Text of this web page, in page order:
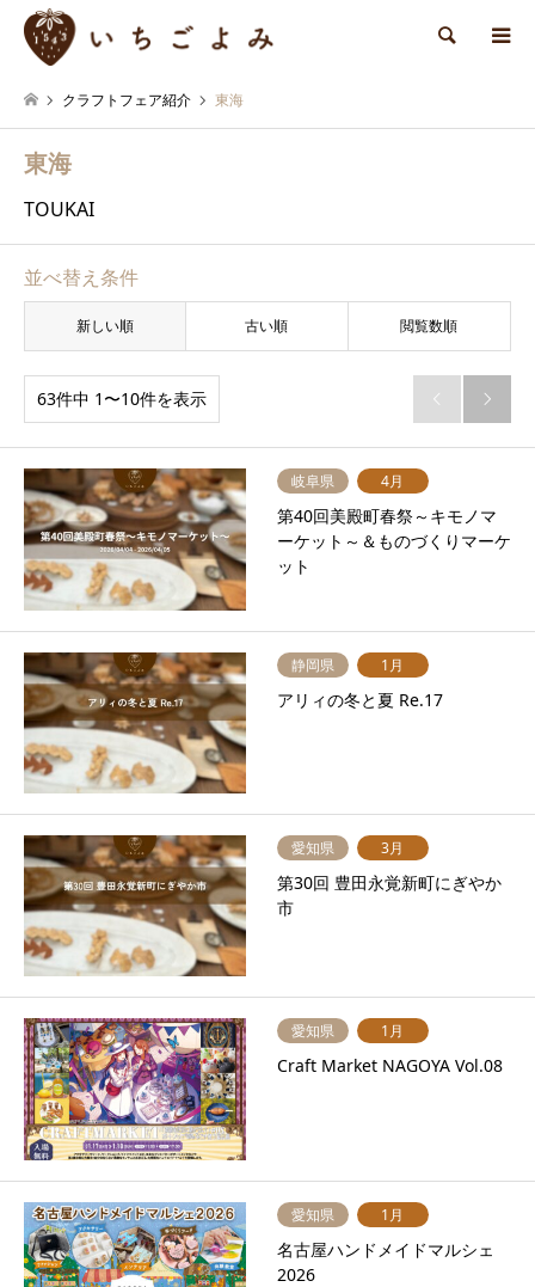
検索
クラフトフェア紹介 東海
東海
TOUKAI
並べ替え条件
新しい順 古い順 閲覧数順
63件中 1〜10件を表示  
岐阜県 4月
第40回美殿町春祭～キモノマ
ーケット～＆ものづくりマーケ
ット
静岡県 1月
アリィの冬と夏 Re.17
愛知県 3月
第30回 豊田永覚新町にぎやか
市
愛知県 1月
Craft Market NAGOYA Vol.08
愛知県 1月
名古屋ハンドメイドマルシェ
2026